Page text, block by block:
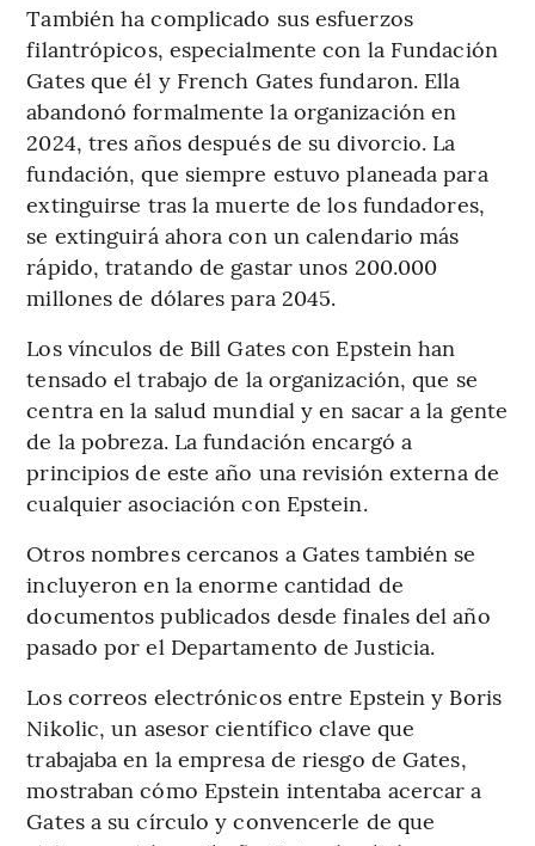
También ha complicado sus esfuerzos
filantrópicos, especialmente con la Fundación
Gates que él y French Gates fundaron. Ella
abandonó formalmente la organización en
2024, tres años después de su divorcio. La
fundación, que siempre estuvo planeada para
extinguirse tras la muerte de los fundadores,
se extinguirá ahora con un calendario más
rápido, tratando de gastar unos 200.000
millones de dólares para 2045.
Los vínculos de Bill Gates con Epstein han
tensado el trabajo de la organización, que se
centra en la salud mundial y en sacar a la gente
de la pobreza. La fundación encargó a
principios de este año una revisión externa de
cualquier asociación con Epstein.
Otros nombres cercanos a Gates también se
incluyeron en la enorme cantidad de
documentos publicados desde finales del año
pasado por el Departamento de Justicia.
Los correos electrónicos entre Epstein y Boris
Nikolic, un asesor científico clave que
trabajaba en la empresa de riesgo de Gates,
mostraban cómo Epstein intentaba acercar a
Gates a su círculo y convencerle de que